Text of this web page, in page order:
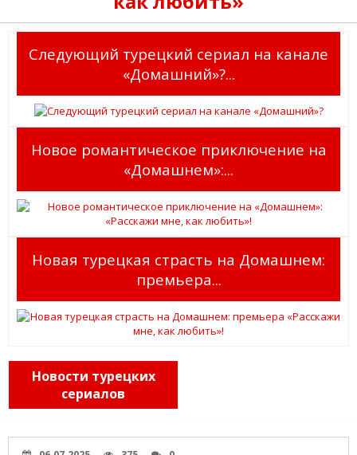
Следующий турецкий сериал на канале
«Домашний»?...
Новое романтическое приключение на
«Домашнем»:...
Новая турецкая страсть на Домашнем:
премьера...
Новости турецких
сериалов